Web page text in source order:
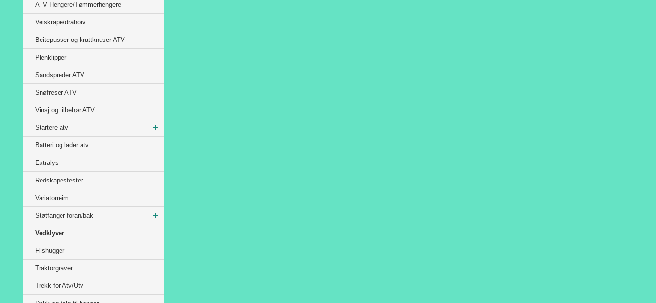
ATV Hengere/Tømmerhengere
Veiskrape/drahorv
Beitepusser og krattknuser ATV
Plenklipper
Sandspreder ATV
Snøfreser ATV
Vinsj og tilbehør ATV
Startere atv
Batteri og lader atv
Extralys
Redskapesfester
Variatorreim
Støtfanger foran/bak
Vedklyver
Flishugger
Traktorgraver
Trekk for Atv/Utv